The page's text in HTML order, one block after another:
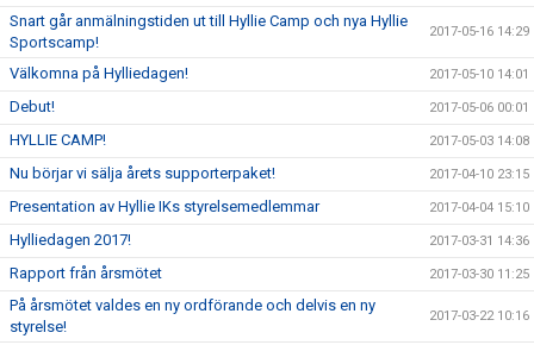
Snart går anmälningstiden ut till Hyllie Camp och nya Hyllie
Sportscamp!
2017-05-16 14:29
Välkomna på Hylliedagen! 2017-05-10 14:01
Debut! 2017-05-06 00:01
HYLLIE CAMP! 2017-05-03 14:08
Nu börjar vi sälja årets supporterpaket! 2017-04-10 23:15
Presentation av Hyllie IKs styrelsemedlemmar 2017-04-04 15:10
Hylliedagen 2017! 2017-03-31 14:36
Rapport från årsmötet 2017-03-30 11:25
På årsmötet valdes en ny ordförande och delvis en ny
styrelse!
2017-03-22 10:16